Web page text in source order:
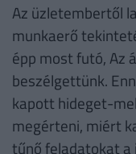
Az üzletembertől
munkaerő
épp most futó, Az
beszélgettünk.
kapott hideget-
megérteni, miért
tűnő feladatokat a